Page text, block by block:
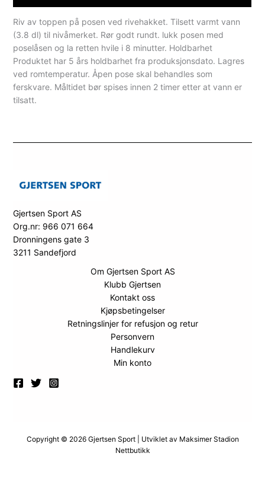
Riv av toppen på posen ved rivehakket. Tilsett varmt vann
(3.8 dl) til nivåmerket. Rør godt rundt. lukk posen med
poselåsen og la retten hvile i 8 minutter. Holdbarhet
Produktet har 5 års holdbarhet fra produksjonsdato. Lagres
ved romtemperatur. Åpen pose skal behandles som
ferskvare. Måltidet bør spises innen 2 timer etter at vann er
tilsatt.
Gjertsen Sport AS
Org.nr: 966 071 664
Dronningens gate 3
3211 Sandefjord
Om Gjertsen Sport AS
Klubb Gjertsen
Kontakt oss
Kjøpsbetingelser
Retningslinjer for refusjon og retur
Personvern
Handlekurv
Min konto
Copyright © 2026 Gjertsen Sport | Utviklet av Maksimer Stadion
Nettbutikk